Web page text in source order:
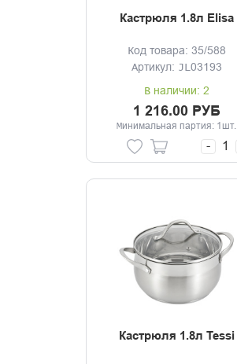
Кастрюля 1.8л Elisa
Код товара: 35/588
Артикул: JL03193
В наличии: 2
1 216.00 РУБ
Минимальная партия: 1шт.
-
Кастрюля 1.8л Tessi